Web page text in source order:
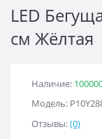
LED
см Жёлтая
Наличие:
Модель:
Отзывы:(0)